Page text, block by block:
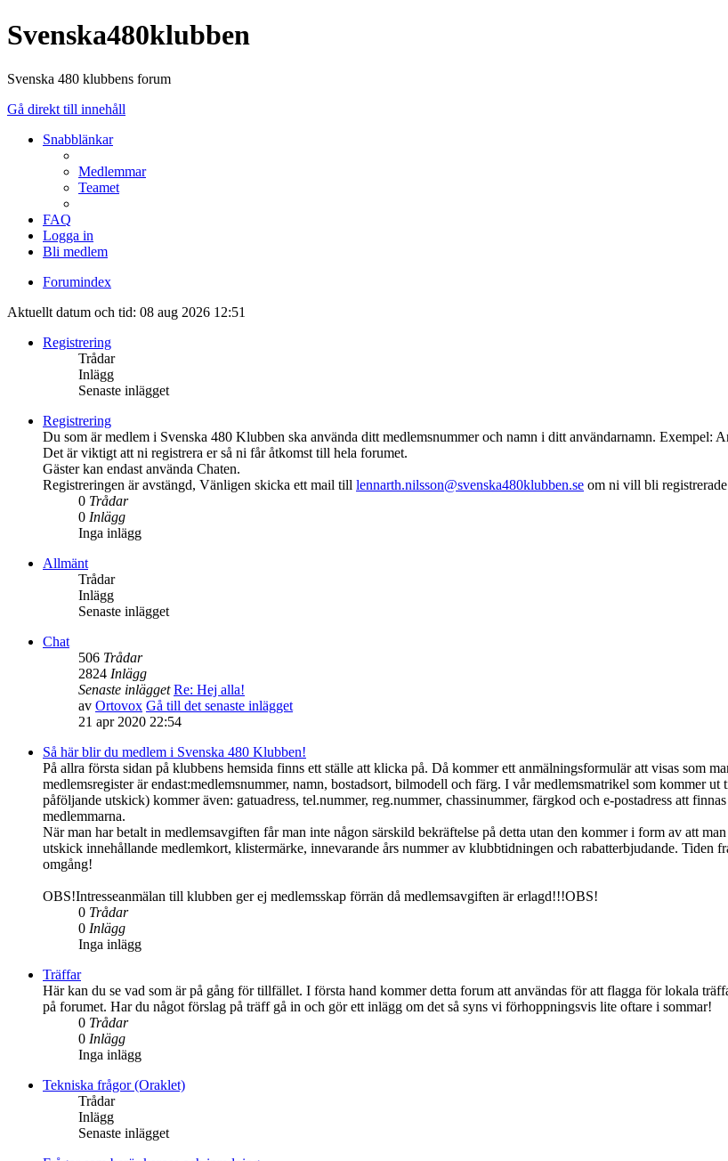
Svenska480klubben
Svenska 480 klubbens forum
Gå direkt till innehåll
Snabblänkar
Medlemmar
Teamet
FAQ
Logga in
Bli medlem
Forumindex
Aktuellt datum och tid: 08 aug 2026 12:51
Registrering
Trådar
Inlägg
Senaste inlägget
Registrering
Du som är medlem i Svenska 480 Klubben ska använda ditt medlemsnummer och namn i ditt användarnamn.
Det är viktigt att ni registrera er så ni får åtkomst till hela forumet.
Gäster kan endast använda Chaten.
Registreringen är avstängd, Vänligen skicka ett mail till lennarth.nilsson@svenska480klubben.se om ni vill bli
0 Trådar
0 Inlägg
Inga inlägg
Allmänt
Trådar
Inlägg
Senaste inlägget
Chat
506 Trådar
2824 Inlägg
Senaste inlägget Re: Hej alla!
av Ortovox Gå till det senaste inlägget
21 apr 2020 22:54
Så här blir du medlem i Svenska 480 Klubben!
På allra första sidan på klubbens hemsida finns ett ställe att klicka på. Då kommer ett anmälningsformulär att visas som
medlemsregister är endast:medlemsnummer, namn, bostadsort, bilmodell och färg. I vår medlemsmatrikel som kommer
påföljande utskick) kommer även: gatuadress, tel.nummer, reg.nummer, chassinummer, färgkod och e-postadress att
medlemmarna.
När man har betalt in medlemsavgiften får man inte någon särskild bekräftelse på detta utan den kommer i form av att
utskick innehållande medlemkort, klistermärke, innevarande års nummer av klubbtidningen och rabatterbjudande.
omgång!
OBS!Intresseanmälan till klubben ger ej medlemsskap förrän då medlemsavgiften är erlagd!!!OBS!
0 Trådar
0 Inlägg
Inga inlägg
Träffar
Här kan du se vad som är på gång för tillfället. I första hand kommer detta forum att användas för att flagga för lokala
på forumet. Har du något förslag på träff gå in och gör ett inlägg om det så syns vi förhoppningsvis lite oftare i sommar!
0 Trådar
0 Inlägg
Inga inlägg
Tekniska frågor (Oraklet)
Trådar
Inlägg
Senaste inlägget